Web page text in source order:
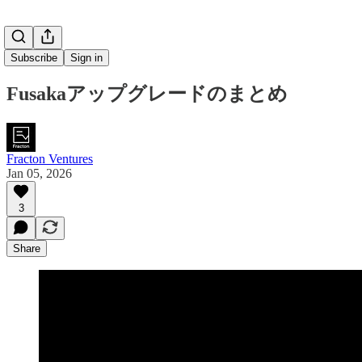
Subscribe Sign in
Fusakaアップグレードのまとめ
Fracton Ventures
Jan 05, 2026
3
Share